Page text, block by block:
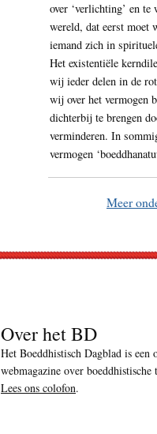
over ‘verlichting’ en
wereld, dat eerst moet
iemand zich in
Het existentiële
wij ieder delen in de
wij over het vermogen
dichterbij te brengen
verminderen. In
vermogen
Meer
Over het BD
Het Boeddhistisch Dagblad is
webmagazine over boeddhistische
Lees ons colofon.